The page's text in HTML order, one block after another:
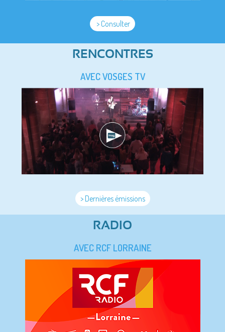
> Consulter
RENCONTRES
AVEC VOSGES TV
> Dernières émissions
RADIO
AVEC RCF LORRAINE